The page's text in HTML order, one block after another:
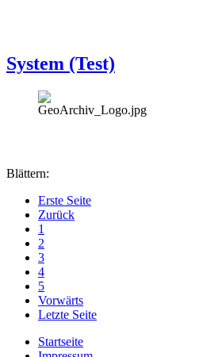
System (Test)
Blättern:
Erste Seite
Zurück
1
2
3
4
5
Vorwärts
Letzte Seite
Startseite